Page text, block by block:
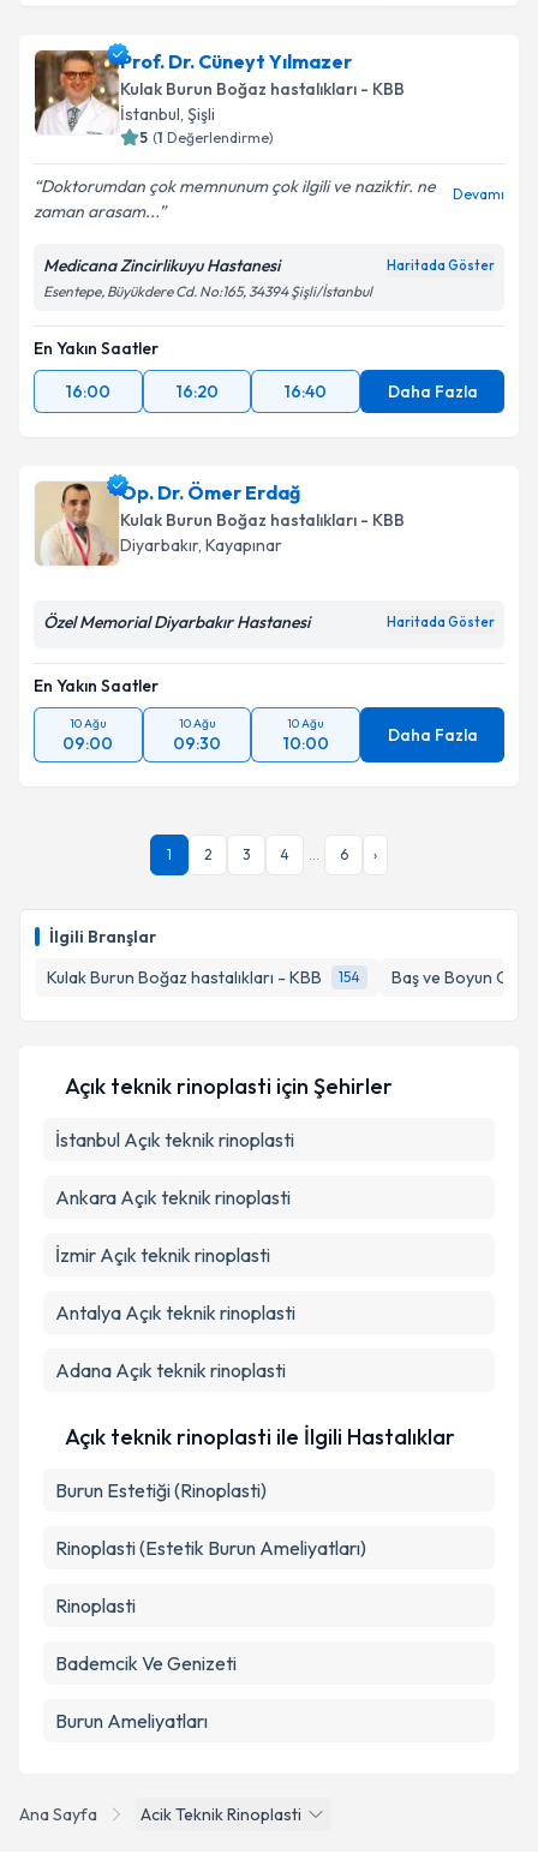
İlgili Branşlar
Kulak Burun Boğaz hastalıkları - KBB
154 Baş ve Boyun
Prof. Dr. Cüneyt Yılmazer
Kulak Burun Boğaz hastalıkları - KBB
İstanbul, Şişli
5 (1 Değerlendirme)
Doktorumdan çok memnunum çok ilgili ve naziktir. ne
zaman arasam...
Devamı
Medicana Zincirlikuyu Hastanesi Haritada Göster
Esentepe, Büyükdere Cd. No:165, 34394 Şişli/İstanbul
En Yakın Saatler
16:00
16:20 16:40 Daha Fazla
Op. Dr. Ömer Erdağ
Kulak Burun Boğaz hastalıkları - KBB
Diyarbakır, Kayapınar
Özel Memorial Diyarbakır Hastanesi Haritada Göster
En Yakın Saatler
10 Ağu
09:00
10 Ağu
09:30
10 Ağu
10:00 Daha Fazla
1 2 3 4 ... 6 ›
Ana Sayfa Acik Teknik Rinoplasti
Açık teknik rinoplasti için Şehirler
İstanbul Açık teknik rinoplasti
Ankara Açık teknik rinoplasti
İzmir Açık teknik rinoplasti
Antalya Açık teknik rinoplasti
Adana Açık teknik rinoplasti
Açık teknik rinoplasti ile İlgili Hastalıklar
Burun Estetiği (Rinoplasti)
Rinoplasti (Estetik Burun Ameliyatları)
Rinoplasti
Bademcik Ve Genizeti
Burun Ameliyatları